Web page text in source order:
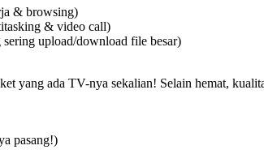
& browsing)
& video call)
upload/download file besar)
yang ada TV-nya sekalian! Selain hemat,
pasang!)